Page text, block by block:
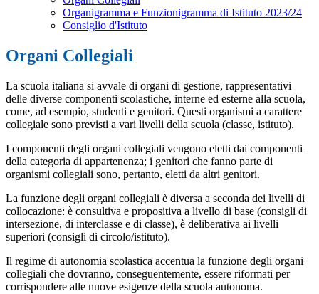
Organigramma e Funzionigramma di Istituto 2023/24
Consiglio d'Istituto
Organi Collegiali
La scuola italiana si avvale di organi di gestione, rappresentativi
delle diverse componenti scolastiche, interne ed esterne alla scuola,
come, ad esempio, studenti e genitori. Questi organismi a carattere
collegiale sono previsti a vari livelli della scuola (classe, istituto).
I componenti degli organi collegiali vengono eletti dai componenti
della categoria di appartenenza; i genitori che fanno parte di
organismi collegiali sono, pertanto, eletti da altri genitori.
La funzione degli organi collegiali è diversa a seconda dei livelli di
collocazione: è consultiva e propositiva a livello di base (consigli di
intersezione, di interclasse e di classe), è deliberativa ai livelli
superiori (consigli di circolo/istituto).
Il regime di autonomia scolastica accentua la funzione degli organi
collegiali che dovranno, conseguentemente, essere riformati per
corrispondere alle nuove esigenze della scuola autonoma.